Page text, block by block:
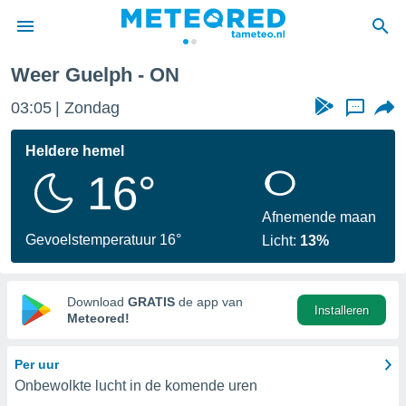
door
verstrekte
hoge
hebt de
voor
op basis
Weer Guelph - ON
03:05 Zondag ...
Heldere hemel
16°
Gevoelstemperatuur 16°
Afnemende maan
Licht: 13%
Download GRATIS de app van
Meteored!
Installeren
Per uur
Onbewolkte lucht in de komende uren